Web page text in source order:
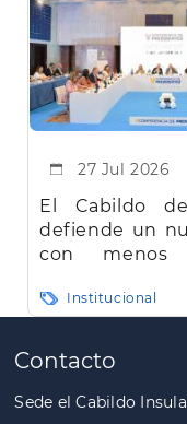
27 Jul 2026
El Cabildo
defiende un
con menos
Institucional
Paginación
Contacto
Sede el Cabildo